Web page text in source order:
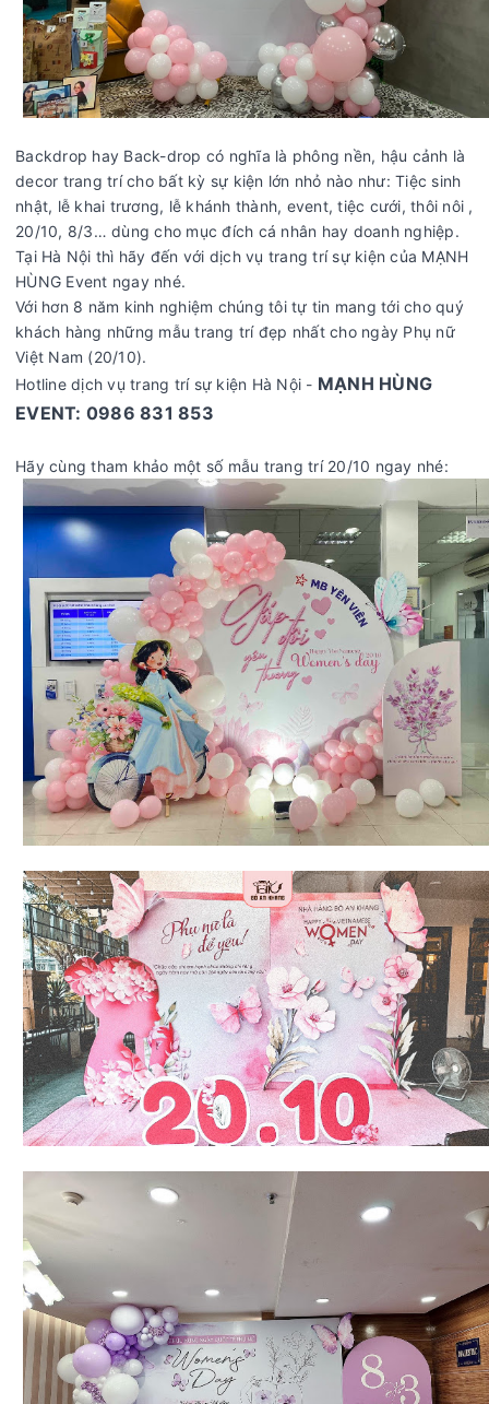
Backdrop hay Back-drop có nghĩa là phông nền, hậu cảnh là
decor trang trí cho bất kỳ sự kiện lớn nhỏ nào như: Tiệc sinh
nhật, lễ khai trương, lễ khánh thành, event, tiệc cưới, thôi nôi ,
20/10, 8/3… dùng cho mục đích cá nhân hay doanh nghiệp.
Tại Hà Nội thì hãy đến với dịch vụ trang trí sự kiện của MẠNH
HÙNG Event ngay nhé.
Với hơn 8 năm kinh nghiệm chúng tôi tự tin mang tới cho quý
khách hàng những mẫu trang trí đẹp nhất cho ngày Phụ nữ
Việt Nam (20/10).
Hotline dịch vụ trang trí sự kiện Hà Nội - MẠNH HÙNG
EVENT: 0986 831 853
Hãy cùng tham khảo một số mẫu trang trí 20/10 ngay nhé: